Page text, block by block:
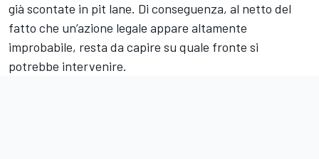
già scontate in pit lane. Di conseguenza, al netto del
fatto che un’azione legale appare altamente
improbabile, resta da capire su quale fronte si
potrebbe intervenire.